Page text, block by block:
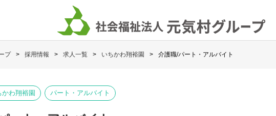
プ 採用情報 求人一覧 いちかわ翔裕園 介護職/パート・アルバイト
わ翔裕園 パート・アルバイト